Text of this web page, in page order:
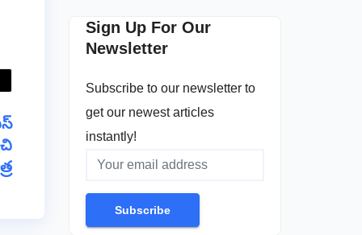
Sign Up For Our
Newsletter
Subscribe to our newsletter to
get our newest articles
instantly!
Subscribe